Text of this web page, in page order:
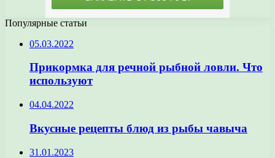
Популярные статьи
05.03.2022
Прикормка для речной рыбной ловли. Что
используют
04.04.2022
Вкусные рецепты блюд из рыбы чавыча
31.01.2023